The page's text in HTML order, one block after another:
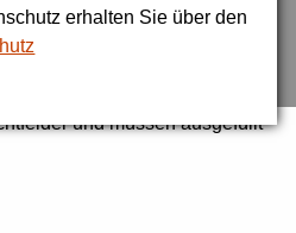
erhalten Sie über den
und müssen ausgefüllt